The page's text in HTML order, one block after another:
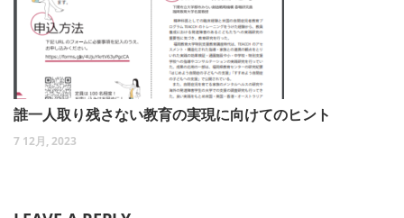
誰一人取り残さない教育の実現に向けてのヒント
7 12月, 2023